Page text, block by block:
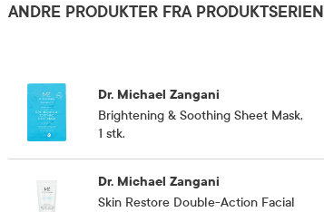
ANDRE PRODUKTER FRA PRODUKTSERIEN
Dr. Michael Zangani
Brightening & Soothing Sheet Mask,
1 stk.
Dr. Michael Zangani
Skin Restore Double-Action Facial